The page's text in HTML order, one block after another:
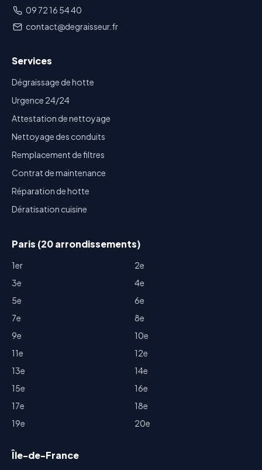
09 72 16 54 40
contact@degraisseur.fr
Services
Dégraissage de hotte
Urgence 24/24
Attestation de nettoyage
Nettoyage des conduits
Remplacement de filtres
Contrat de maintenance
Réparation de hotte
Dératisation cuisine
Paris (20 arrondissements)
1er
2e
3e
4e
5e
6e
7e
8e
9e
10e
11e
12e
13e
14e
15e
16e
17e
18e
19e
20e
Île-de-France